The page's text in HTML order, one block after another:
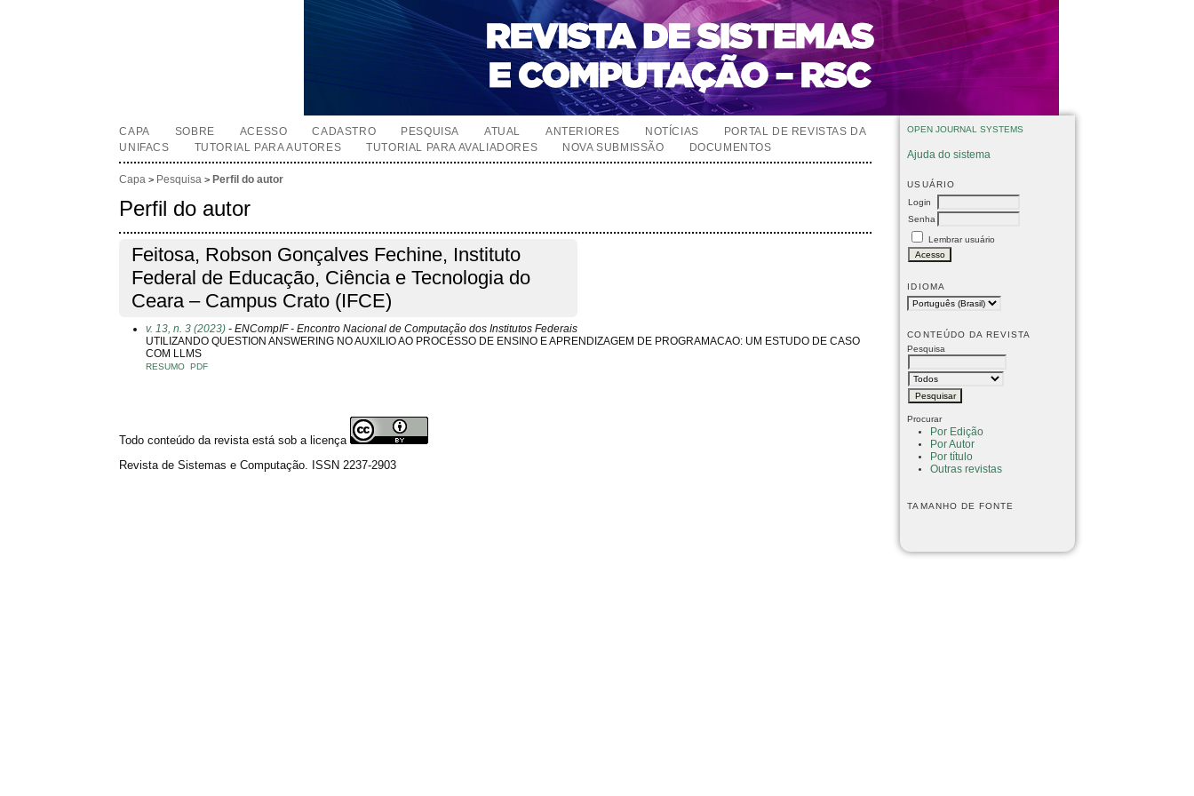
OPEN JOURNAL SYSTEMS
Ajuda do sistema
USUÁRIO
Login
Senha
Lembrar usuário
IDIOMA
CONTEÚDO DA REVISTA
Pesquisa
Procurar
Por Edição
Por Autor
Por título
Outras revistas
TAMANHO DE FONTE
CAPA SOBRE ACESSO CADASTRO PESQUISA ATUAL ANTERIORES NOTÍCIAS
PORTAL DE REVISTAS DA
UNIFACS
TUTORIAL PARA AUTORES TUTORIAL PARA AVALIADORES NOVA SUBMISSÃO DOCUMENTOS
Capa > Pesquisa > Perfil do autor
Perfil do autor
Feitosa, Robson Gonçalves Fechine, Instituto
Federal de Educação, Ciência e Tecnologia do
Ceara – Campus Crato (IFCE)
v. 13, n. 3 (2023) - ENCompIF - Encontro Nacional de Computação dos Institutos Federais
UTILIZANDO QUESTION ANSWERING NO AUXILIO AO PROCESSO DE ENSINO E APRENDIZAGEM DE PROGRAMACAO: UM ESTUDO DE CASO
COM LLMS
RESUMO PDF
Todo conteúdo da revista está sob a licença
Revista de Sistemas e Computação. ISSN 2237-2903